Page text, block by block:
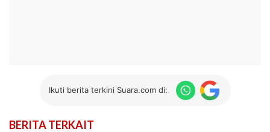
Ikuti berita terkini Suara.com di:
BERITA TERKAIT